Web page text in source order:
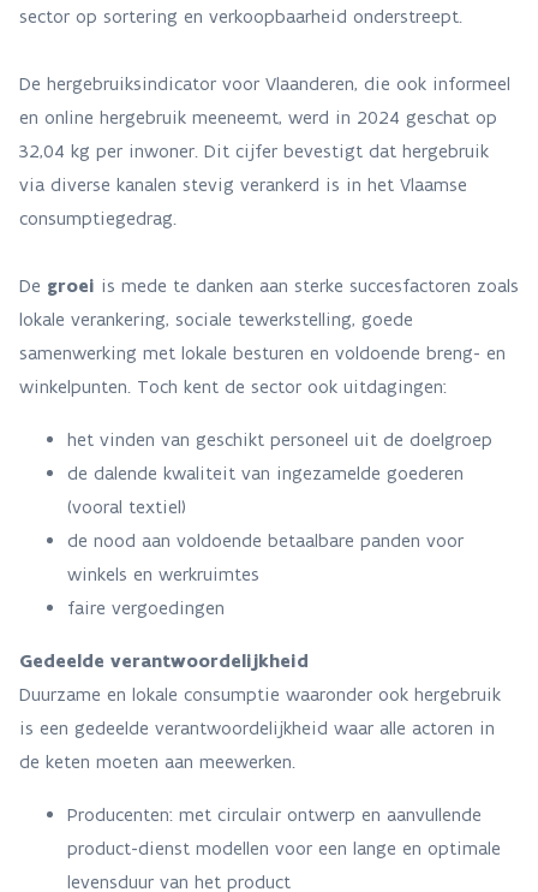
sector op sortering en verkoopbaarheid onderstreept.
De hergebruiksindicator voor Vlaanderen, die ook informeel
en online hergebruik meeneemt, werd in 2024 geschat op
32,04 kg per inwoner. Dit cijfer bevestigt dat hergebruik
via diverse kanalen stevig verankerd is in het Vlaamse
consumptiegedrag.
De groei is mede te danken aan sterke succesfactoren zoals
lokale verankering, sociale tewerkstelling, goede
samenwerking met lokale besturen en voldoende breng- en
winkelpunten. Toch kent de sector ook uitdagingen:
het vinden van geschikt personeel uit de doelgroep
de dalende kwaliteit van ingezamelde goederen
(vooral textiel)
de nood aan voldoende betaalbare panden voor
winkels en werkruimtes
faire vergoedingen
Gedeelde verantwoordelijkheid
Duurzame en lokale consumptie waaronder ook hergebruik
is een gedeelde verantwoordelijkheid waar alle actoren in
de keten moeten aan meewerken.
Producenten: met circulair ontwerp en aanvullende
product-dienst modellen voor een lange en optimale
levensduur van het product